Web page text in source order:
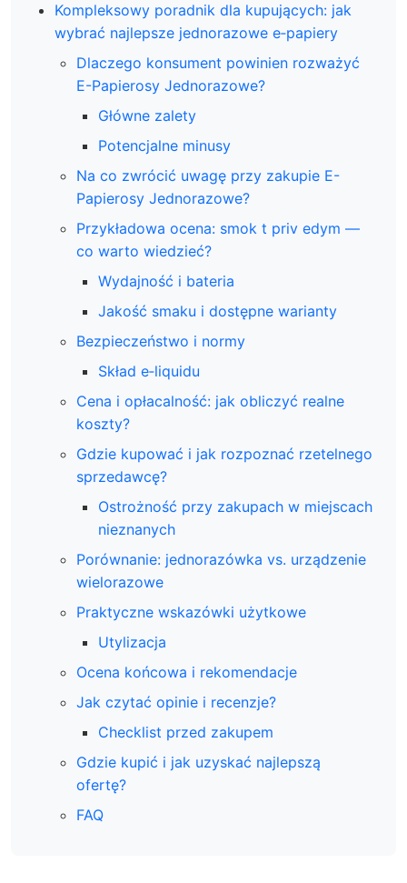
Kompleksowy poradnik dla kupujących: jak
wybrać najlepsze jednorazowe e‑papiery
Dlaczego konsument powinien rozważyć
E-Papierosy Jednorazowe?
Główne zalety
Potencjalne minusy
Na co zwrócić uwagę przy zakupie E-
Papierosy Jednorazowe?
Przykładowa ocena: smok t priv edym —
co warto wiedzieć?
Wydajność i bateria
Jakość smaku i dostępne warianty
Bezpieczeństwo i normy
Skład e‑liquidu
Cena i opłacalność: jak obliczyć realne
koszty?
Gdzie kupować i jak rozpoznać rzetelnego
sprzedawcę?
Ostrożność przy zakupach w miejscach
nieznanych
Porównanie: jednorazówka vs. urządzenie
wielorazowe
Praktyczne wskazówki użytkowe
Utylizacja
Ocena końcowa i rekomendacje
Jak czytać opinie i recenzje?
Checklist przed zakupem
Gdzie kupić i jak uzyskać najlepszą
ofertę?
FAQ